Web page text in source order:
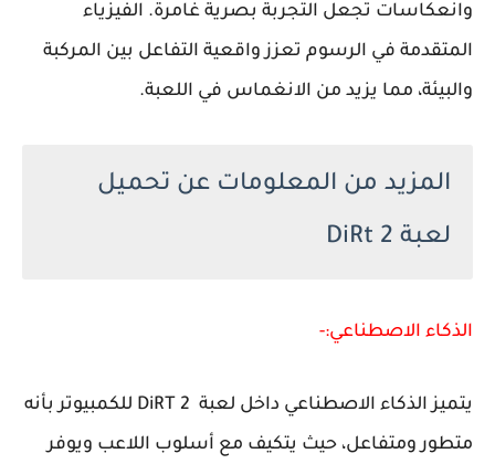
وانعكاسات تجعل التجربة بصرية غامرة. الفيزياء
المتقدمة في الرسوم تعزز واقعية التفاعل بين المركبة
والبيئة، مما يزيد من الانغماس في اللعبة.
المزيد من المعلومات عن تحميل
لعبة DiRt 2
الذكاء الاصطناعي:-
يتميز الذكاء الاصطناعي داخل لعبة DiRT 2 للكمبيوتر بأنه
متطور ومتفاعل، حيث يتكيف مع أسلوب اللاعب ويوفر